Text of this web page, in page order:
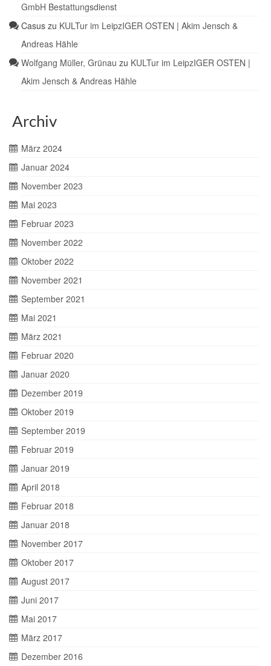
GmbH Bestattungsdienst
Casus zu KULTur im LeipzIGER OSTEN | Akim Jensch &
Andreas Hähle
Wolfgang Müller, Grünau zu KULTur im LeipzIGER OSTEN |
Akim Jensch & Andreas Hähle
Archiv
März 2024
Januar 2024
November 2023
Mai 2023
Februar 2023
November 2022
Oktober 2022
November 2021
September 2021
Mai 2021
März 2021
Februar 2020
Januar 2020
Dezember 2019
Oktober 2019
September 2019
Februar 2019
Januar 2019
April 2018
Februar 2018
Januar 2018
November 2017
Oktober 2017
August 2017
Juni 2017
Mai 2017
März 2017
Dezember 2016